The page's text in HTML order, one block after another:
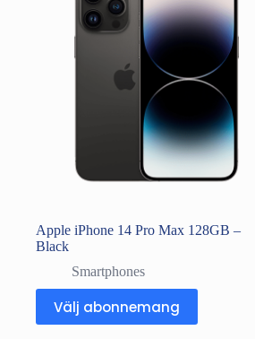
Apple iPhone 14 Pro Max 128GB –
Black
Smartphones
Välj abonnemang